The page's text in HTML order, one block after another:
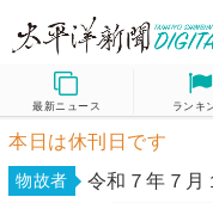
最新ニュース ランキ
本日は休刊日です
物故者 令和７年７月